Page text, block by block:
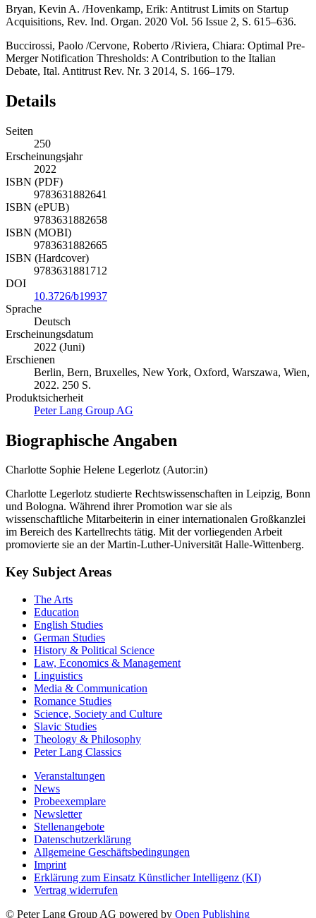
Bryan, Kevin A. /Hovenkamp, Erik: Antitrust Limits on Startup
Acquisitions, Rev. Ind. Organ. 2020 Vol. 56 Issue 2, S. 615–636.
Buccirossi, Paolo /Cervone, Roberto /Riviera, Chiara: Optimal Pre-
Merger Notification Thresholds: A Contribution to the Italian
Debate, Ital. Antitrust Rev. Nr. 3 2014, S. 166–179.
Details
Seiten
250
Erscheinungsjahr
2022
ISBN (PDF)
9783631882641
ISBN (ePUB)
9783631882658
ISBN (MOBI)
9783631882665
ISBN (Hardcover)
9783631881712
DOI
10.3726/b19937
Sprache
Deutsch
Erscheinungsdatum
2022 (Juni)
Erschienen
Berlin, Bern, Bruxelles, New York, Oxford, Warszawa, Wien,
2022. 250 S.
Produktsicherheit
Peter Lang Group AG
Biographische Angaben
Charlotte Sophie Helene Legerlotz (Autor:in)
Charlotte Legerlotz studierte Rechtswissenschaften in Leipzig, Bonn
und Bologna. Während ihrer Promotion war sie als
wissenschaftliche Mitarbeiterin in einer internationalen Großkanzlei
im Bereich des Kartellrechts tätig. Mit der vorliegenden Arbeit
promovierte sie an der Martin-Luther-Universität Halle-Wittenberg.
Key Subject Areas
The Arts
Education
English Studies
German Studies
History & Political Science
Law, Economics & Management
Linguistics
Media & Communication
Romance Studies
Science, Society and Culture
Slavic Studies
Theology & Philosophy
Peter Lang Classics
Veranstaltungen
News
Probeexemplare
Newsletter
Stellenangebote
Datenschutzerklärung
Allgemeine Geschäftsbedingungen
Imprint
Erklärung zum Einsatz Künstlicher Intelligenz (KI)
Vertrag widerrufen
© Peter Lang Group AG powered by Open Publishing